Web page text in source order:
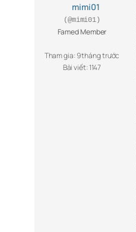
mimi01
(@mimi01)
Famed Member
Tham gia: 9 tháng trước
Bài viết: 1147